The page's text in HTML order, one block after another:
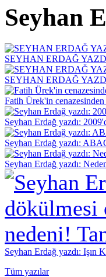
Seyhan
SEYHAN ERDAĞ
SEYHAN ERDAĞ
Fatih Ürek'in cenazesinden
Seyhan Erdağ yazdı:
Seyhan Erdağ yazdı:
Seyhan Erdağ yazdı:
Seyhan Erdağ yazdı: Işın
Tüm yazılar